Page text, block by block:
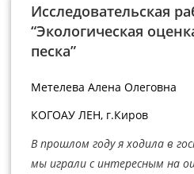
Исследовательская
“Экологическая
песка”
Метелева Алена Олеговна
КОГОАУ ЛЕН, г.Киров
В прошлом году я ходила в
мы играли с интересным на